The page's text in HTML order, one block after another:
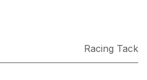
​Racing Tack